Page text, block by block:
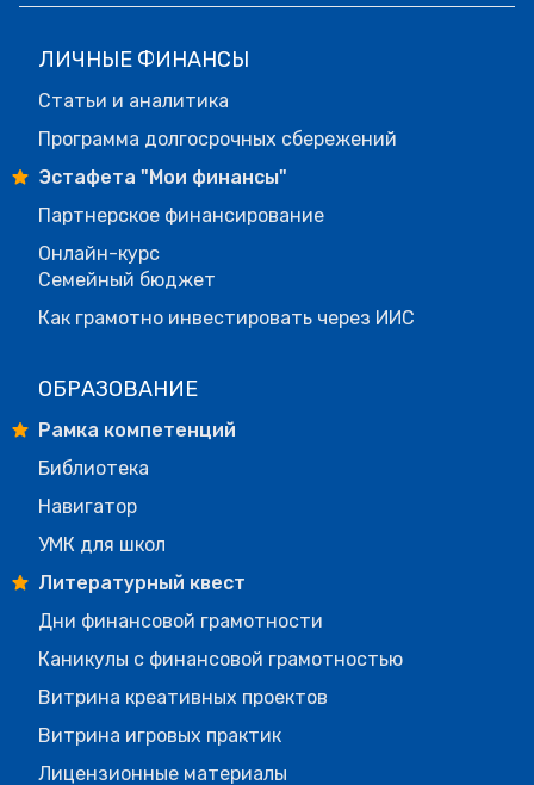
ЛИЧНЫЕ ФИНАНСЫ
Статьи и аналитика
Программа долгосрочных сбережений
Эстафета "Мои финансы"
Партнерское финансирование
Онлайн-курс
Семейный бюджет
Как грамотно инвестировать через ИИС
ОБРАЗОВАНИЕ
Рамка компетенций
Библиотека
Навигатор
УМК для школ
Литературный квест
Дни финансовой грамотности
Каникулы с финансовой грамотностью
Витрина креативных проектов
Витрина игровых практик
Лицензионные материалы